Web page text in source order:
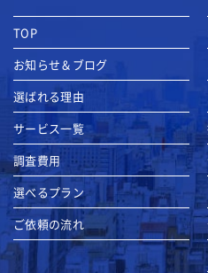
TOP
お知らせ＆ブログ
選ばれる理由
サービス一覧
調査費用
選べるプラン
ご依頼の流れ